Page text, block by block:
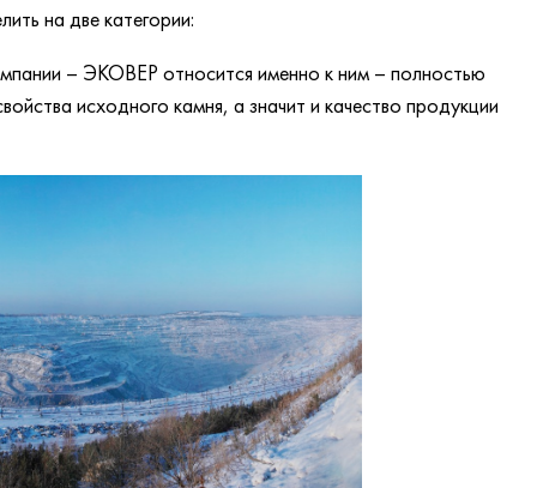
на две категории:
– ЭКОВЕР относится именно к ним – полностью
исходного камня, а значит и качество продукции